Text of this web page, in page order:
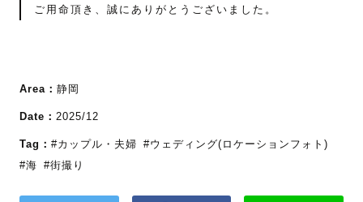
ご用命頂き、誠にありがとうございました。
Area： 静岡
Date： 2025/12
Tag： #カップル・夫婦 #ウェディング(ロケーションフォト)
#海 #街撮り